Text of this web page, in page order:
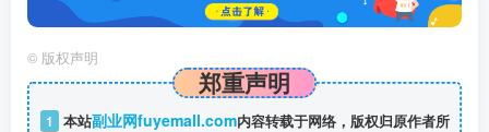
© 版权声明
郑重声明
1 本站副业网fuyemall.com内容转载于网络，版权归原作者所